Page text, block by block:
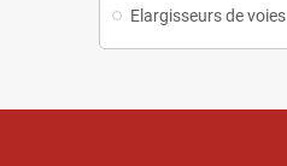
Elargisseurs de voies